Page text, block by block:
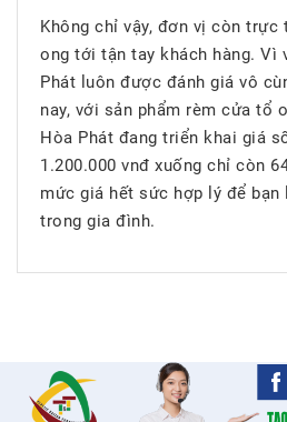
Không chỉ vậy, đơn vị còn trực
ong tới tận tay khách hàng. Vì
Phát luôn được đánh giá vô
nay, với sản phẩm rèm cửa tổ
Hòa Phát đang triển khai giá
1.200.000 vnđ xuống chỉ còn
mức giá hết sức hợp lý để
trong gia đình.